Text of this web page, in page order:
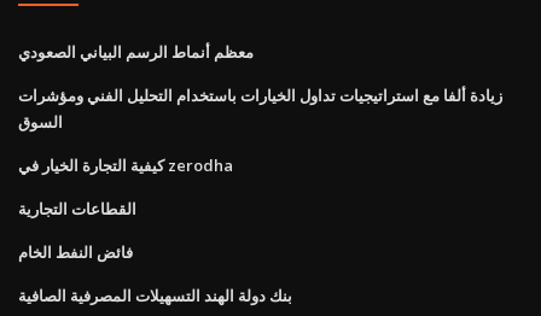
معظم أنماط الرسم البياني الصعودي
زيادة ألفا مع استراتيجيات تداول الخيارات باستخدام التحليل الفني ومؤشرات
السوق
كيفية التجارة الخيار في zerodha
القطاعات التجارية
فائض النفط الخام
بنك دولة الهند التسهيلات المصرفية الصافية